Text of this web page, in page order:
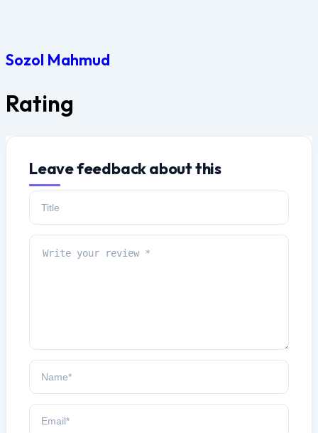
Sozol Mahmud
Rating
Leave feedback about this